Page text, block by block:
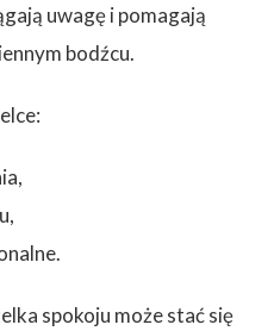
uwagę i pomagają
bodźcu.
spokoju może stać się